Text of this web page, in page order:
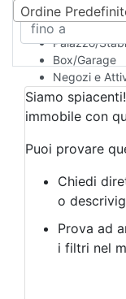
Camera
Multiproprietà
Palazzo/
Box/Garage
Negozi e
Qualsiasi
Attività/
Azienda
Bar/
Albergo
Laboratorio
Negozio/
Agriturismo
Magazzini
Ordine
Siamo
immobile con
Puoi provare
Chiedi
o
Prova ad
i filtri nel